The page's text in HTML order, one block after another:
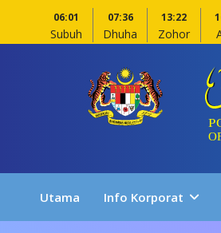
06:01
Subuh
07:36
Dhuha
13:22
Zohor
Utama Info Korporat